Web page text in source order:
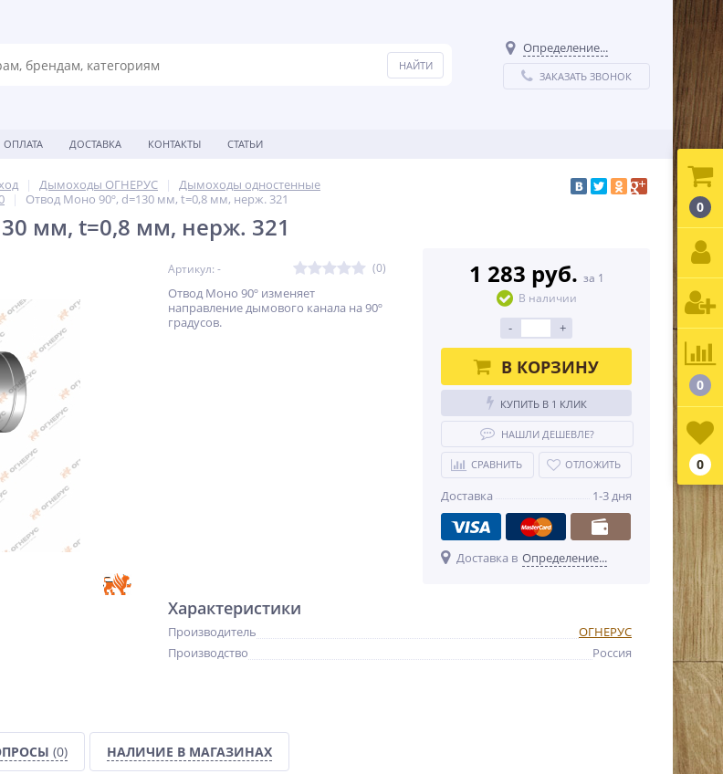
Определение...
ЗАКАЗАТЬ ЗВОНОК
ОПЛАТА ДОСТАВКА КОНТАКТЫ СТАТЬИ
Дымоходы ОГНЕРУС
Дымоходы одностенные
Отвод Моно 90º, d=130 мм, t=0,8 мм, нерж. 321
мм, t=0,8 мм, нерж. 321
Артикул: - (0)
Отвод Моно 90º изменяет
направление дымового канала на 90º
градусов.
1 283 руб. за 1
В наличии
- +
В КОРЗИНУ
КУПИТЬ В 1 КЛИК
НАШЛИ ДЕШЕВЛЕ?
СРАВНИТЬ ОТЛОЖИТЬ
Доставка 1-3 дня
Доставка в Определение...
Характеристики
Производитель
ОГНЕРУС
Производство
Россия
(0) НАЛИЧИЕ В МАГАЗИНАХ
0
0
0